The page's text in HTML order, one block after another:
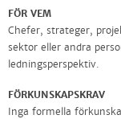
FÖR VEM
Chefer, strateger,
sektor eller andra
ledningsperspektiv.
FÖRKUNSKAPSKRAV
Inga formella